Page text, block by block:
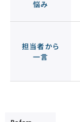
悩み
担当者から
一言